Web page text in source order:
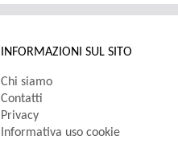
INFORMAZIONI SUL SITO
Chi siamo
Contatti
Privacy
Informativa uso cookie